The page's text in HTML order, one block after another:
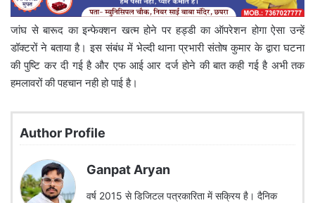
जांघ से बारूद का इन्फेक्शन खत्म होने पर हड्डी का ऑपरेशन होगा ऐसा उन्हें
डॉक्टरों ने बताया है। इस संबंध में भेल्दी थाना प्रभारी संतोष कुमार के द्वारा घटना
की पुष्टि कर दी गई है और एफ आई आर दर्ज होने की बात कही गई है अभी तक
हमलावरों की पहचान नही हो पाई है।
Author Profile
Ganpat Aryan
वर्ष 2015 से डिजिटल पत्रकारिता में सक्रिय है। दैनिक